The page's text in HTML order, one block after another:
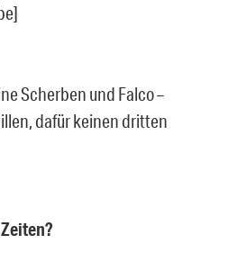
Scherben und Falco –
dafür keinen dritten